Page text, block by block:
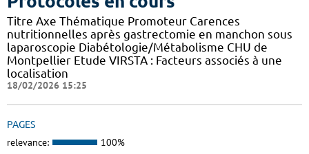
Titre Axe Thématique Promoteur Carences
nutritionnelles après gastrectomie en manchon sous
laparoscopie Diabétologie/Métabolisme CHU de
Montpellier Etude VIRSTA : Facteurs associés à une
localisation
18/02/2026 15:25
PAGES
relevance: 100%